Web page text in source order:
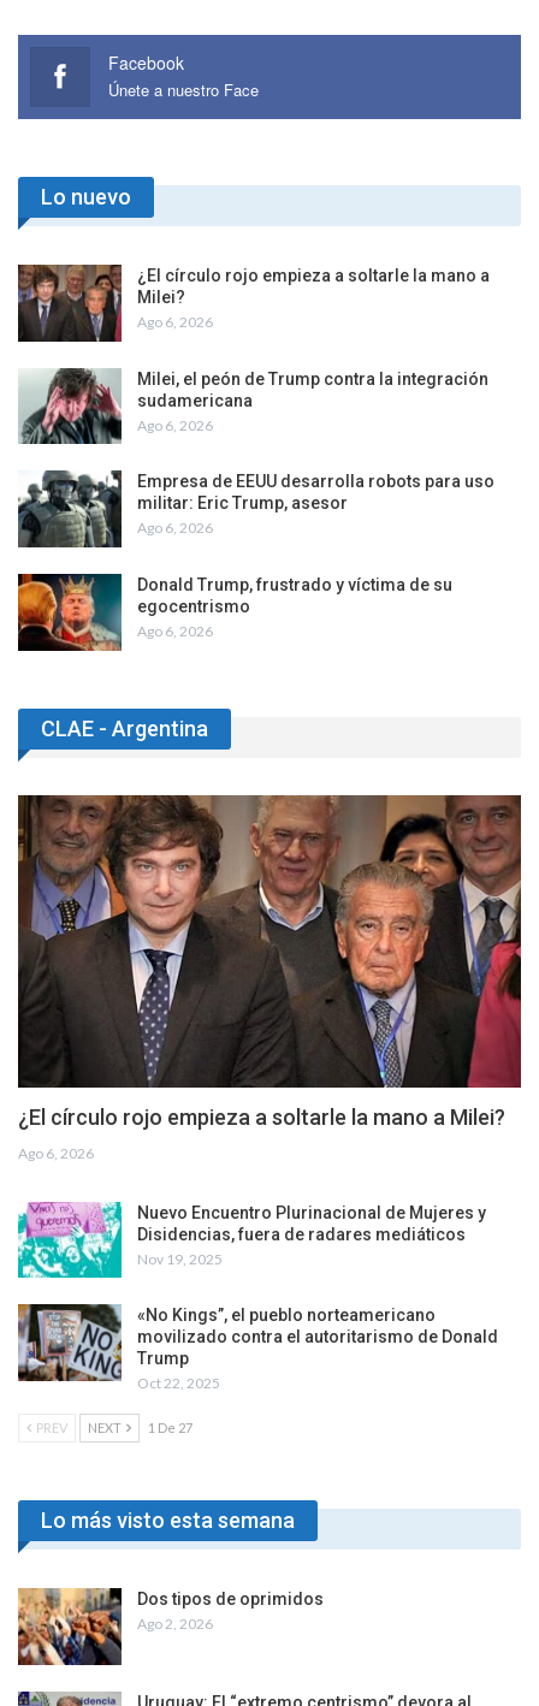
Facebook
Únete a nuestro Face
Lo nuevo
¿El círculo rojo empieza a soltarle la mano a
Milei?
Ago 6, 2026
Milei, el peón de Trump contra la integración
sudamericana
Ago 6, 2026
Empresa de EEUU desarrolla robots para uso
militar: Eric Trump, asesor
Ago 6, 2026
Donald Trump, frustrado y víctima de su
egocentrismo
Ago 6, 2026
CLAE - Argentina
¿El círculo rojo empieza a soltarle la mano a Milei?
Ago 6, 2026
Nuevo Encuentro Plurinacional de Mujeres y
Disidencias, fuera de radares mediáticos
Nov 19, 2025
«No Kings”, el pueblo norteamericano
movilizado contra el autoritarismo de Donald
Trump
Oct 22, 2025
PREV NEXT 1 De 27
Lo más visto esta semana
Dos tipos de oprimidos
Ago 2, 2026
Uruguay: El “extremo centrismo” devora al